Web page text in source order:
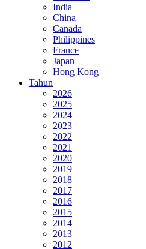
India
China
Canada
Philippines
France
Japan
Hong Kong
Tahun
2026
2025
2024
2023
2022
2021
2020
2019
2018
2017
2016
2015
2014
2013
2012